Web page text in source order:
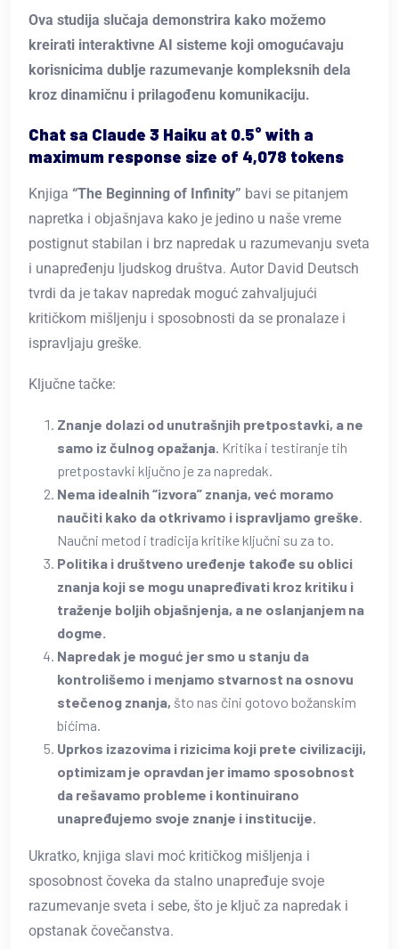
Ova studija slučaja demonstrira kako možemo
kreirati interaktivne AI sisteme koji omogućavaju
korisnicima dublje razumevanje kompleksnih dela
kroz dinamičnu i prilagođenu komunikaciju.
Chat sa Claude 3 Haiku at 0.5° with a
maximum response size of 4,078 tokens
Knjiga “The Beginning of Infinity” bavi se pitanjem
napretka i objašnjava kako je jedino u naše vreme
postignut stabilan i brz napredak u razumevanju sveta
i unapređenju ljudskog društva. Autor David Deutsch
tvrdi da je takav napredak moguć zahvaljujući
kritičkom mišljenju i sposobnosti da se pronalaze i
ispravljaju greške.
Ključne tačke:
Znanje dolazi od unutrašnjih pretpostavki, a ne
samo iz čulnog opažanja. Kritika i testiranje tih
pretpostavki ključno je za napredak.
Nema idealnih “izvora” znanja, već moramo
naučiti kako da otkrivamo i ispravljamo greške.
Naučni metod i tradicija kritike ključni su za to.
Politika i društveno uređenje takođe su oblici
znanja koji se mogu unapređivati kroz kritiku i
traženje boljih objašnjenja, a ne oslanjanjem na
dogme.
Napredak je moguć jer smo u stanju da
kontrolišemo i menjamo stvarnost na osnovu
stečenog znanja, što nas čini gotovo božanskim
bićima.
Uprkos izazovima i rizicima koji prete civilizaciji,
optimizam je opravdan jer imamo sposobnost
da rešavamo probleme i kontinuirano
unapređujemo svoje znanje i institucije.
Ukratko, knjiga slavi moć kritičkog mišljenja i
sposobnost čoveka da stalno unapređuje svoje
razumevanje sveta i sebe, što je ključ za napredak i
opstanak čovečanstva.